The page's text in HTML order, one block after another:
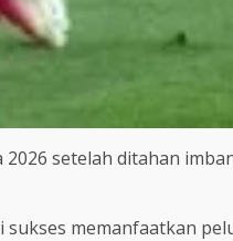
setelah ditahan
memanfaatkan